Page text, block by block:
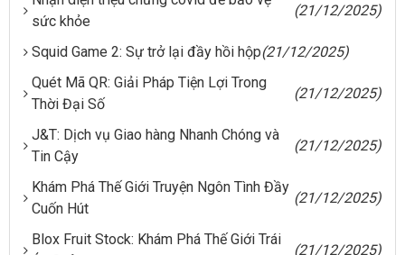
sức khỏe
(21/12/2025)
Squid Game 2: Sự trở lại đầy hồi hộp(21/12/2025)
Quét Mã QR: Giải Pháp Tiện Lợi Trong
Thời Đại Số
(21/12/2025)
J&T: Dịch vụ Giao hàng Nhanh Chóng và
Tin Cậy
(21/12/2025)
Khám Phá Thế Giới Truyện Ngôn Tình Đầy
Cuốn Hút
(21/12/2025)
Blox Fruit Stock: Khám Phá Thế Giới Trái
(21/12/2025)